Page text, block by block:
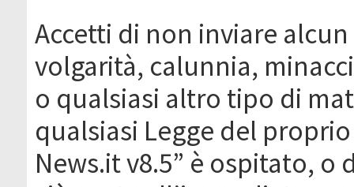
Accetti di non inviare
volgarità, calunnia,
o qualsiasi altro tipo di
qualsiasi Legge del
News.it v8.5” è ospitato, o